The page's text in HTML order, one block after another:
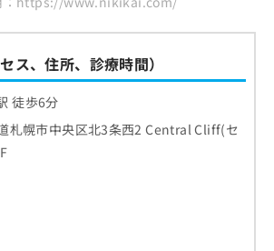
ス、住所、診療時間）
徒歩6分
札幌市中央区北3条西2 Central Cliff(セ